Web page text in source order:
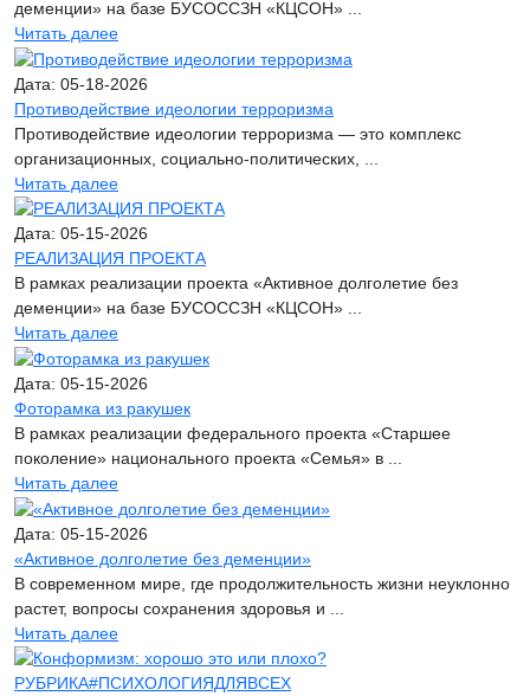
деменции» на базе БУСОССЗН «КЦСОН» ...
Читать далее
Дата: 05-18-2026
Противодействие идеологии терроризма
Противодействие идеологии терроризма — это комплекс
организационных, социально-политических, ...
Читать далее
Дата: 05-15-2026
РЕАЛИЗАЦИЯ ПРОЕКТА
В рамках реализации проекта «Активное долголетие без
деменции» на базе БУСОССЗН «КЦСОН» ...
Читать далее
Дата: 05-15-2026
Фоторамка из ракушек
В рамках реализации федерального проекта «Старшее
поколение» национального проекта «Семья» в ...
Читать далее
Дата: 05-15-2026
«Активное долголетие без деменции»
В современном мире, где продолжительность жизни неуклонно
растет, вопросы сохранения здоровья и ...
Читать далее